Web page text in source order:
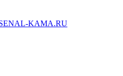
KAMA.RU